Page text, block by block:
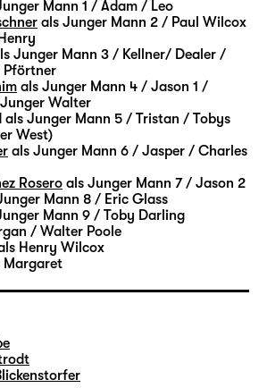
sowie Eric und Toby. Viele
ergänzen das „Vermächtnis“.
Rückblenden und
begleiten wir sie alle über
ihre Sehnsüchte
sehr verschiedenen
Erfolg oder
oder Politisches —
oder auch zusammen?
der Figuren werden geprägt
Entscheidungen — aber
und Bedingungen,
selbst in Geltung
60, und Eric, Anfang 30,
zwei Generationen eines
Mann 1 / Adam / Leo
als Junger Mann 2 / Paul Wilcox
Junger Mann 3 / Kellner/ Dealer /
Pförtner
als Junger Mann 4 / Jason 1 /
Walter
als Junger Mann 5 / Tristan / Tobys
West)
als Junger Mann 6 / Jasper / Charles
Rosero als Junger Mann 7 / Jason 2
Mann 8 / Eric Glass
Mann 9 / Toby Darling
/ Walter Poole
Henry Wilcox
Margaret